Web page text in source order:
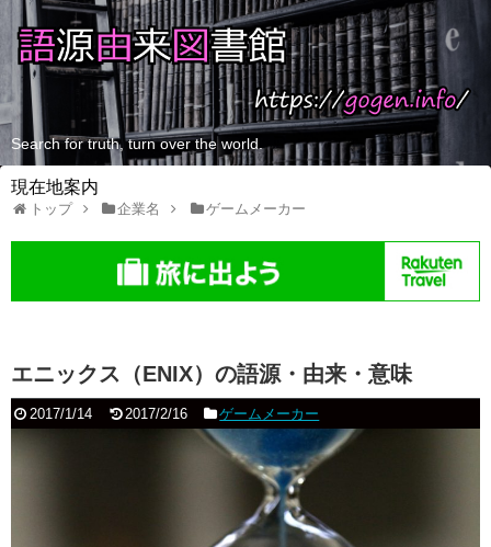
Search for truth, turn over the world.
現在地案内
トップ 企業名 ゲームメーカー
エニックス（ENIX）の語源・由来・意味
2017/1/14 2017/2/16 ゲームメーカー